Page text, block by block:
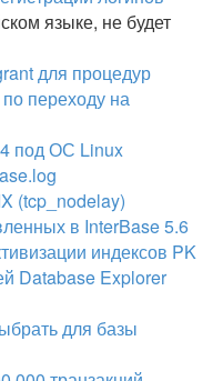
языке, не будет
для процедур
переходу на
под ОС Linux
(tcp_nodelay)
в InterBase 5.6
индексов PK
Database Explorer
для базы